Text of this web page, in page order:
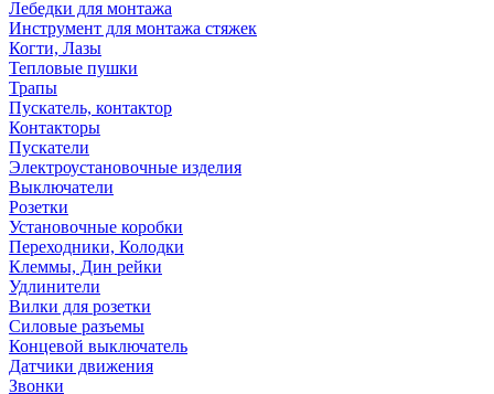
Лебедки для монтажа
Инструмент для монтажа стяжек
Когти, Лазы
Тепловые пушки
Трапы
Пускатель, контактор
Контакторы
Пускатели
Электроустановочные изделия
Выключатели
Розетки
Установочные коробки
Переходники, Колодки
Клеммы, Дин рейки
Удлинители
Вилки для розетки
Силовые разъемы
Концевой выключатель
Датчики движения
Звонки